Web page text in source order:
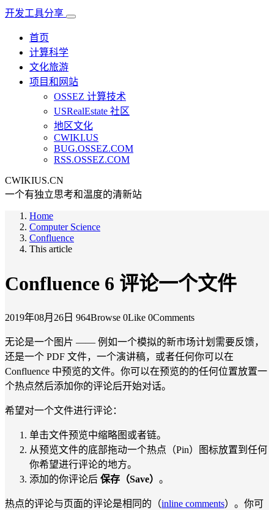
开发工具分享
首页
计算科学
文化旅游
项目和网站
OSSEZ 计算技术
USRealEstate 社区
地区文化
CWIKI.US
BUG.OSSEZ.COM
RSS.OSSEZ.COM
CWIKIUS.CN
一个有独立思考和温度的清新站
Home
Computer Science
Confluence
This article
Confluence 6 评论一个文件
2019年08月26日 964Browse 0Like 0Comments
无论是一个图片 —— 例如一个模拟的新市场计划需要反馈，
还是一个 PDF 文件，一个演讲稿，或者任何你可以在
Confluence 中预览的文件。你可以在预览的的任何位置放置一
个热点然后添加你的评论后开始对话。
希望对一个文件进行评论：
单击文件预览中缩略图或者链。
从预览文件的底部拖动一个热点（Pin）图标放置到任何
你希望进行评论的地方。
添加的你评论后 保存（Save） 。
热点的评论与页面的评论是相同的（inline comments）。你可